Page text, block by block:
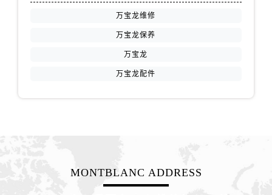
山西省晋城市城区黄华街万国售后服务中心（需提前预约）
万宝龙维修
万宝龙保养
万宝龙
万宝龙配件
MONTBLANC ADDRESS